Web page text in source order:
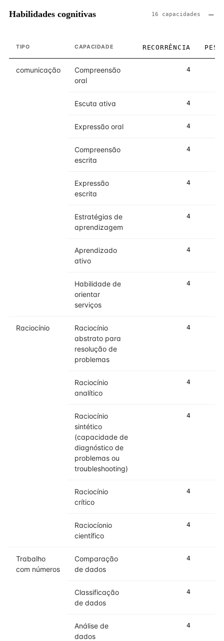
Habilidades cognitivas 16 capacidades
TIPO CAPACIDADE RECORRÊNCIA PESO
comunicação
Compreensão
oral
4
Escuta ativa 4
Expressão oral 4
Compreensão
escrita
4
Expressão
escrita
4
Estratégias de
aprendizagem
4
Aprendizado
ativo
4
Habilidade de
orientar
serviços
4
Raciocínio
Raciocínio
abstrato para
resolução de
problemas
4
Raciocínio
analítico
4
Raciocínio
sintético
(capacidade de
diagnóstico de
problemas ou
troubleshooting)
4
Raciocínio
crítico
4
Raciocíonio
científico
4
Trabalho
com números
Comparação
de dados
4
Classificação
de dados
4
Análise de
dados
4